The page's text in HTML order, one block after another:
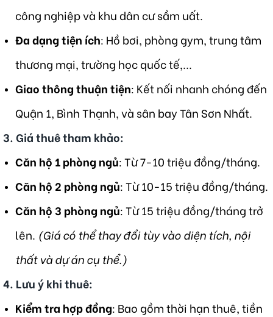
công nghiệp và khu dân cư sầm uất.
Đa dạng tiện ích: Hồ bơi, phòng gym, trung tâm
thương mại, trường học quốc tế,...
Giao thông thuận tiện: Kết nối nhanh chóng đến
Quận 1, Bình Thạnh, và sân bay Tân Sơn Nhất.
3.Giá thuê tham khảo:
Căn hộ 1 phòng ngủ: Từ 7-10 triệu đồng/tháng.
Căn hộ 2 phòng ngủ: Từ 10-15 triệu đồng/tháng.
Căn hộ 3 phòng ngủ: Từ 15 triệu đồng/tháng trở
lên. (Giá có thể thay đổi tùy vào diện tích, nội
thất và dự án cụ thể.)
4. Lưu ý khi thuê:
Kiểm tra hợp đồng: Bao gồm thời hạn thuê, tiền